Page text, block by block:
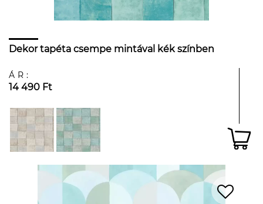
Dekor tapéta csempe mintával kék színben
ÁR:
14 490 Ft